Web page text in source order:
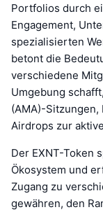
Portfolios durch
Engagement,
spezialisierten
betont die
verschiedene
Umgebung
(AMA)-Sitzungen,
Airdrops zur
Der EXNT-Token
Ökosystem und
Zugang zu
gewähren, den